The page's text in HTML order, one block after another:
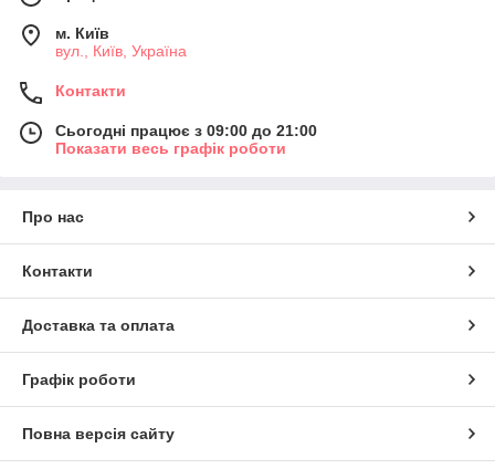
м. Київ
вул., Київ, Україна
Контакти
Сьогодні працює з 09:00 до 21:00
Показати весь графік роботи
Про нас
Контакти
Доставка та оплата
Графік роботи
Повна версія сайту